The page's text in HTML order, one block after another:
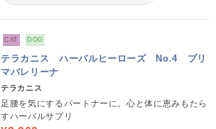
CAT DOG
テラカニス ハーバルヒーローズ No.4 プリ
マバレリーナ
テラカニス
足腰を気にするパートナーに。心と体に恵みもたら
すハーバルサプリ